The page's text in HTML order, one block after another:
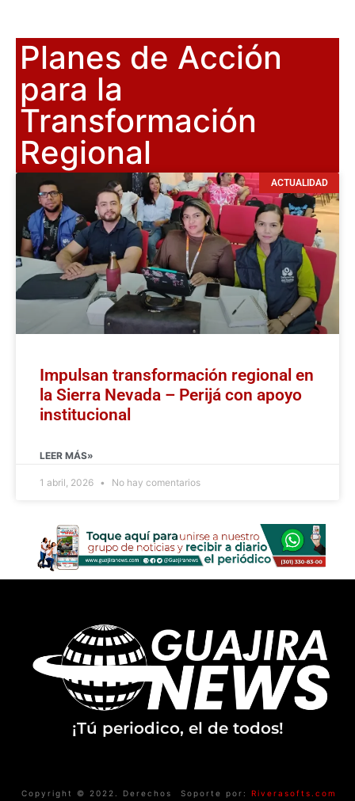
Planes de Acción
para la
Transformación
Regional
ACTUALIDAD
Impulsan transformación regional en
la Sierra Nevada – Perijá con apoyo
institucional
LEER MÁS»
1 abril, 2026 No hay comentarios
¡Tú periodico, el de todos!
Copyright © 2022. Derechos
Soporte por: Riverasofts.com